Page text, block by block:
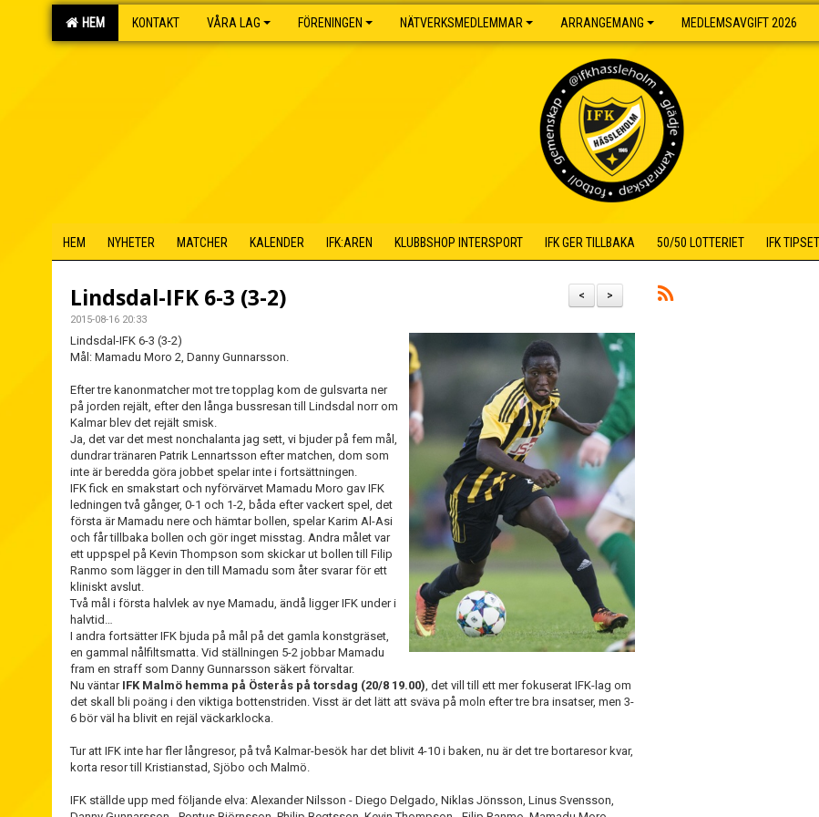
HEM KONTAKT VÅRA LAG FÖRENINGEN NÄTVERKSMEDLEMMAR ARRANGEMANG MEDLEMSAVGIFT 2026
HEM NYHETER MATCHER KALENDER IFK:AREN KLUBBSHOP INTERSPORT IFK GER TILLBAKA 50/50 LOTTERIET IFK
>
<
Lindsdal-IFK 6-3 (3-2)
2015-08-16 20:33
Lindsdal-IFK 6-3 (3-2)
Mål: Mamadu Moro 2, Danny Gunnarsson.
Efter tre kanonmatcher mot tre topplag kom de gulsvarta ner
på jorden rejält, efter den långa bussresan till Lindsdal norr om
Kalmar blev det rejält smisk.
Ja, det var det mest nonchalanta jag sett, vi bjuder på fem mål,
dundrar tränaren Patrik Lennartsson efter matchen, dom som
inte är beredda göra jobbet spelar inte i fortsättningen.
IFK fick en smakstart och nyförvärvet Mamadu Moro gav IFK
ledningen två gånger, 0-1 och 1-2, båda efter vackert spel, det
första är Mamadu nere och hämtar bollen, spelar Karim Al-Asi
och får tillbaka bollen och gör inget misstag. Andra målet var
ett uppspel på Kevin Thompson som skickar ut bollen till Filip
Ranmo som lägger in den till Mamadu som åter svarar för ett
kliniskt avslut.
Två mål i första halvlek av nye Mamadu, ändå ligger IFK under i
halvtid…
I andra fortsätter IFK bjuda på mål på det gamla konstgräset,
en gammal nålfiltsmatta. Vid ställningen 5-2 jobbar Mamadu
fram en straff som Danny Gunnarsson säkert förvaltar.
Nu väntar IFK Malmö hemma på Österås på torsdag (20/8 19.00), det vill till ett mer fokuserat IFK-lag om
det skall bli poäng i den viktiga bottenstriden. Visst är det lätt att sväva på moln efter tre bra insatser, men 3-
6 bör väl ha blivit en rejäl väckarklocka.
Tur att IFK inte har fler långresor, på två Kalmar-besök har det blivit 4-10 i baken, nu är det tre bortaresor kvar,
korta resor till Kristianstad, Sjöbo och Malmö.
IFK ställde upp med följande elva: Alexander Nilsson - Diego Delgado, Niklas Jönsson, Linus Svensson,